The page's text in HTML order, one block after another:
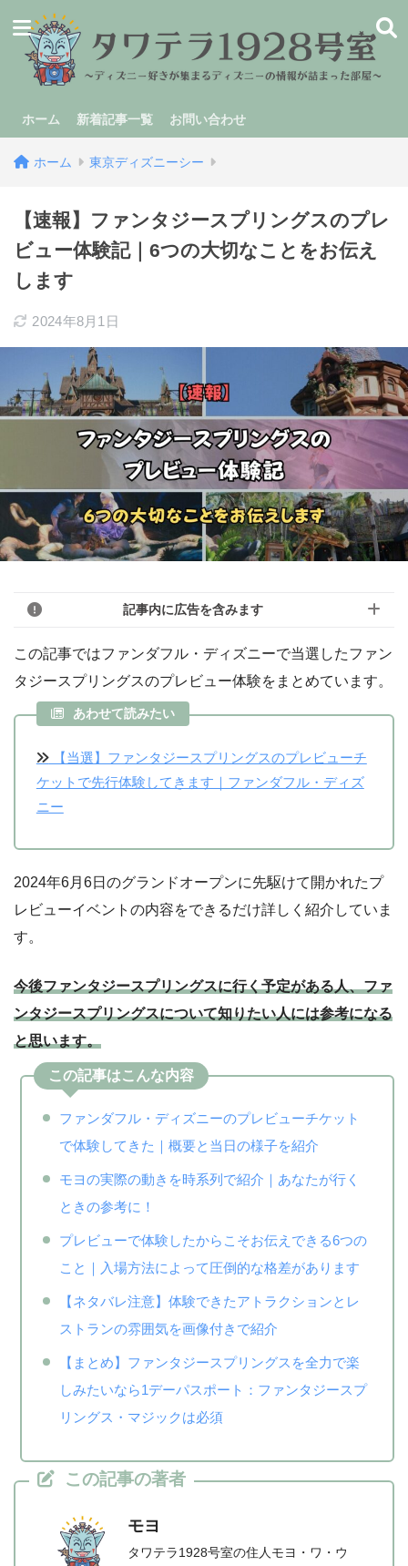
ホーム 新着記事一覧 お問い合わせ
ホーム 東京ディズニーシー
【速報】ファンタジースプリングスのプレ
ビュー体験記｜6つの大切なことをお伝え
します
2024年8月1日
記事内に広告を含みます
モヨ
このブログのリンクは広告を含んでいる場
合があります。モヨのことを「応援しても
クから購入していただけると嬉しいです！
「モヨなんか応援しない！」という人はリ
この記事ではファンダフル・ディズニーで当選したファン
タジースプリングスのプレビュー体験をまとめています。
あわせて読みたい
【当選】ファンタジースプリングスのプレビューチ
ケットで先行体験してきます｜ファンダフル・ディズ
ニー
2024年6月6日のグランドオープンに先駆けて開かれたプ
レビューイベントの内容をできるだけ詳しく紹介していま
す。
今後ファンタジースプリングスに行く予定がある人、ファ
ンタジースプリングスについて知りたい人には参考になる
と思います。
この記事はこんな内容
ファンダフル・ディズニーのプレビューチケット
で体験してきた｜概要と当日の様子を紹介
モヨの実際の動きを時系列で紹介｜あなたが行く
ときの参考に！
プレビューで体験したからこそお伝えできる6つの
こと｜入場方法によって圧倒的な格差があります
【ネタバレ注意】体験できたアトラクションとレ
ストランの雰囲気を画像付きで紹介
【まとめ】ファンタジースプリングスを全力で楽
しみたいなら1デーパスポート：ファンタジースプ
リングス・マジックは必須
この記事の著者
モヨ
タワテラ1928号室の住人モヨ・ワ・ウ